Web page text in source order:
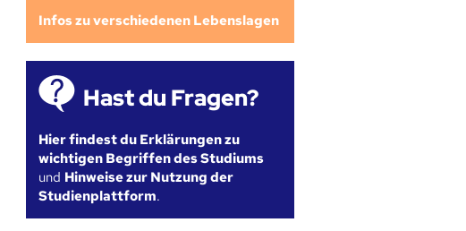
Infos zu verschiedenen Lebenslagen
Hast du Fragen?
Hier findest du Erklärungen zu
wichtigen Begriffen des Studiums
und Hinweise zur Nutzung der
Studienplattform.